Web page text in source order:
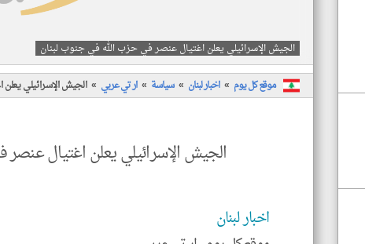
الجيش الإسرائيلي يعلن اغتيال عنصر في حزب الله في جنوب لبنان
موقع كل يوم اخبار لبنان سياسة ار تي عربي الجيش الإسرائيلي
الجيش الإسرائيلي يعلن اغتيال
اخبار لبنان